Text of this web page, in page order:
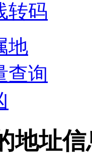
转码
地
查询
地址